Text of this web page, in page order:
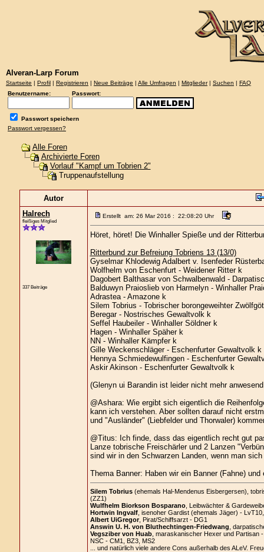
Alveran-Larp Forum
Startseite | Profil | Registrieren | Neue Beiträge | Alle Umfragen | Mitglieder| Suchen | FAQ
Benutzername:
Passwort:
Passwort speichern
Passwort vergessen?
Alle Foren
Archivierte Foren
Vorlauf "Kampf um Tobrien 2"
Truppenaufstellung
Autor
Halrech
fleißiges Mitglied
337 Beiträge
Erstellt am: 26 Mar 2016 : 22:08:20 Uhr
Höret, höret! Die Winhaller Spieße und der
Ritterbund zur Befreiung Tobriens 13 (13/0)
Gyselmar Khlodewig Adalbert v. Isenfeder
Wolfhelm von Eschenfurt - Weidener Ritter k
Dagobert Balthasar von Schwalbenwald -
Balduwyn Praioslieb von Harmelyn - Winhaller
Adrastea - Amazone k
Silem Tobrius - Tobrischer borongeweihter
Beregar - Nostrisches Gewaltvolk k
Seffel Haubeiler - Winhaller Söldner k
Hagen - Winhaller Späher k
NN - Winhaller Kämpfer k
Gille Weckenschläger - Eschenfurter Gewaltvolk k
Hennya Schmiedewulfingen - Eschenfurter
Askir Akinson - Eschenfurter Gewaltvolk k
(Glenyn ui Barandin ist leider nicht mehr
@Ashara: Wie ergibt sich eigentlich die
kann ich verstehen. Aber sollten darauf nicht
und "Ausländer" (Liebfelder und Thorwaler)
@Titus: Ich finde, dass das eigentlich recht gut
Lanze tobrische Freischärler und 2 Lanzen
sind wir in den Schwarzen Landen, wenn man
Thema Banner: Haben wir ein Banner (Fahne) und
Silem Tobrius(ehemals Hal-Mendenus Eisbergersen),
(ZZ1)
Wulfhelm Biorkson Bosparano, Leibwächter &
Hortwin Ingvalf, isenoher Gardist (ehemals Jäger) -
Albert UiGregor, Pirat/Schiffsarzt - DG1
Answin U. H. von Bluthechtingen-Friedwang ,
Vegsziber von Huab, maraskanischer Hexer und Partisan
NSC - CM1, BZ3, MS2
... und natürlich viele andere Cons außerhalb des ALeV.